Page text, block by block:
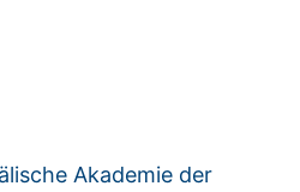
Akademie der